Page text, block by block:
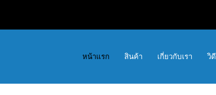
หน้าแรก สินค้า เกี่ยวกับเรา วิ